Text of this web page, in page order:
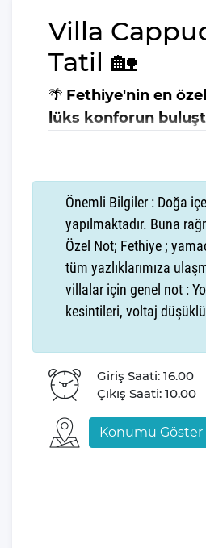
Villa
Tatil 🏡
🌴 Fethiye'nin en
lüks konforun
📍 Konum:
Villa Cappucino,
3 km, şehir merkezine8
mesafededir.
🏊‍♂️ Özel
güneş şemsiyeleri ve geniş
barbekü alanıile açık
🛏️ Oda
Önemli Bilgiler : Doğa
yapılmaktadır. Buna
Özel Not; Fethiye ;
tüm yazlıklarımıza
villalar için genel not :
kesintileri, voltaj
Giriş Saati: 16.00
Çıkış Saati: 10.00
Konumu Göster